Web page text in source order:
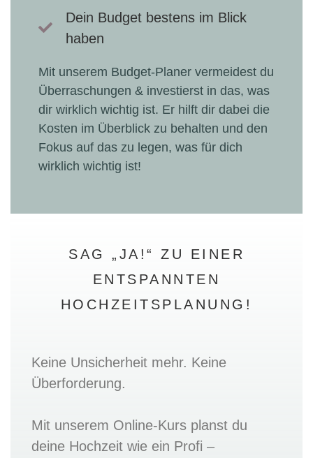
Dein Budget bestens im Blick
haben
Mit unserem Budget-Planer vermeidest du
Überraschungen & investierst in das, was
dir wirklich wichtig ist. Er hilft dir dabei die
Kosten im Überblick zu behalten und den
Fokus auf das zu legen, was für dich
wirklich wichtig ist!
SAG „JA!“ ZU EINER
ENTSPANNTEN
HOCHZEITSPLANUNG!
Keine Unsicherheit mehr. Keine
Überforderung.
Mit unserem Online-Kurs planst du
deine Hochzeit wie ein Profi –